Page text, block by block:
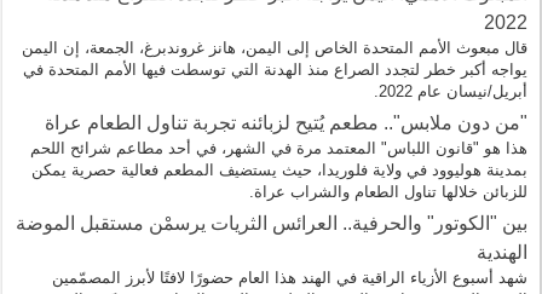
2022
قال مبعوث الأمم المتحدة الخاص إلى اليمن، هانز غروندبرغ، الجمعة، إن اليمن
يواجه أكبر خطر لتجدد الصراع منذ الهدنة التي توسطت فيها الأمم المتحدة في
أبريل/نيسان عام 2022.
"من دون ملابس".. مطعم يُتيح لزبائنه تجربة تناول الطعام عراة
هذا هو "قانون اللباس" المعتمد مرة في الشهر، في أحد مطاعم شرائح اللحم
بمدينة هوليوود في ولاية فلوريدا، حيث يستضيف المطعم فعالية حصرية يمكن
للزبائن خلالها تناول الطعام والشراب عراة.
بين "الكوتور" والحرفية.. العرائس الثريات يرسمْن مستقبل الموضة
الهندية
شهد أسبوع الأزياء الراقية في الهند هذا العام حضورًا لافتًا لأبرز المصمّمين